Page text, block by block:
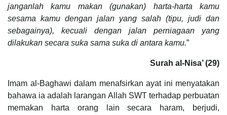
janganlah kamu makan (gunakan) harta-harta kamu
sesama kamu dengan jalan yang salah (tipu, judi dan
sebagainya), kecuali dengan jalan perniagaan yang
dilakukan secara suka sama suka di antara kamu.”
Surah al-Nisa’ (29)
Imam al-Baghawi dalam menafsirkan ayat ini menyatakan
bahawa ia adalah larangan Allah SWT terhadap perbuatan
memakan harta orang lain secara haram, berjudi,